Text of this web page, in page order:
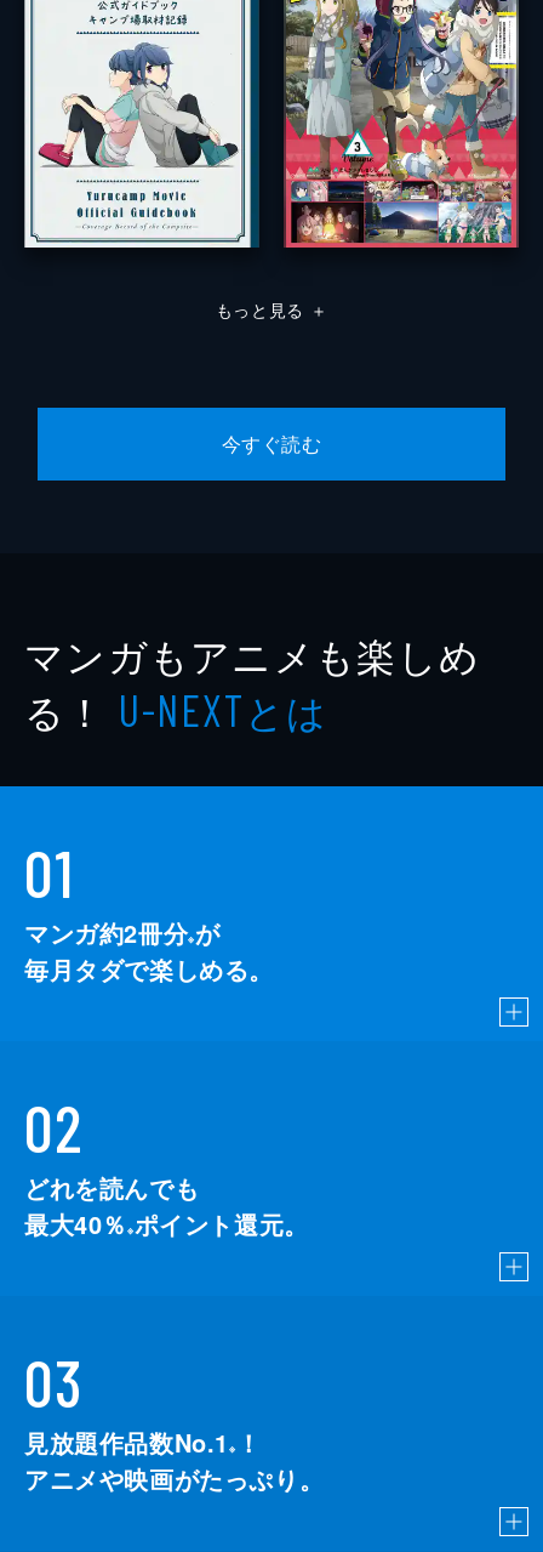
もっと見る ＋
今すぐ読む
マンガもアニメも楽しめ
る！ U-NEXTとは
01
マンガ約2冊分※が
毎月タダで楽しめる。
02
どれを読んでも
最大40％ ※ポイント還元。
03
見放題作品数No.1 ※
！
アニメや映画がたっぷり。